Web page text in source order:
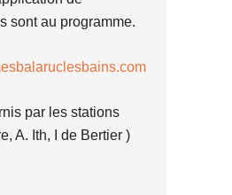
sont au programme.
par les stations
A. Ith, I de Bertier )